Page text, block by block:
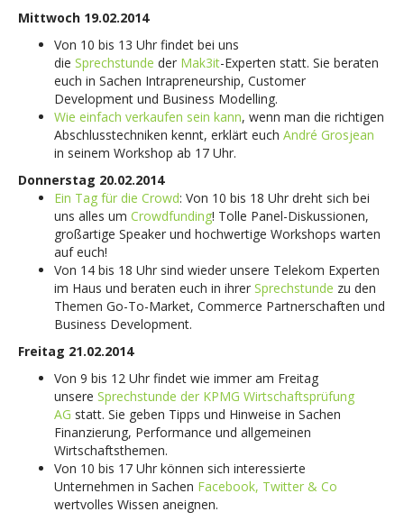
Mittwoch 19.02.2014
Von 10 bis 13 Uhr findet bei uns
die Sprechstunde der Mak3it-Experten statt. Sie beraten
euch in Sachen Intrapreneurship, Customer
Development und Business Modelling.
Wie einfach verkaufen sein kann, wenn man die richtigen
Abschlusstechniken kennt, erklärt euch André Grosjean
in seinem Workshop ab 17 Uhr.
Donnerstag 20.02.2014
Ein Tag für die Crowd: Von 10 bis 18 Uhr dreht sich bei
uns alles um Crowdfunding! Tolle Panel-Diskussionen,
großartige Speaker und hochwertige Workshops warten
auf euch!
Von 14 bis 18 Uhr sind wieder unsere Telekom Experten
im Haus und beraten euch in ihrer Sprechstunde zu den
Themen Go-To-Market, Commerce Partnerschaften und
Business Development.
Freitag 21.02.2014
Von 9 bis 12 Uhr findet wie immer am Freitag
unsere Sprechstunde der KPMG Wirtschaftsprüfung
AG statt. Sie geben Tipps und Hinweise in Sachen
Finanzierung, Performance und allgemeinen
Wirtschaftsthemen.
Von 10 bis 17 Uhr können sich interessierte
Unternehmen in Sachen Facebook, Twitter & Co
wertvolles Wissen aneignen.